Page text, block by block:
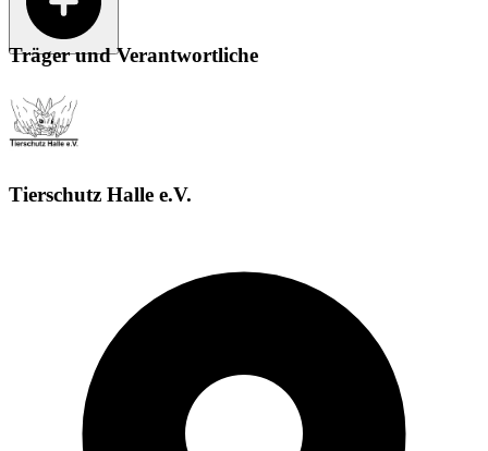
Träger und Verantwortliche
Tierschutz Halle e.V.